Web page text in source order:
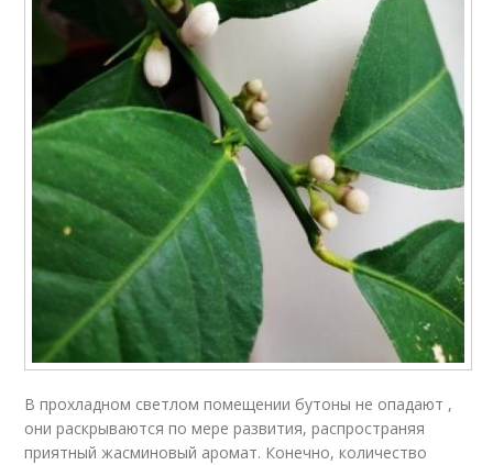
В прохладном светлом помещении бутоны не опадают ,
они раскрываются по мере развития, распространяя
приятный жасминовый аромат. Конечно, количество